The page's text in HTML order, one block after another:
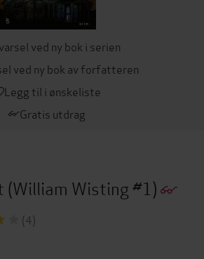
ved ny bok i serien
ved ny bok av forfatteren
Legg til i ønskeliste
Gratis utdrag
(William Wisting #1)
(4)